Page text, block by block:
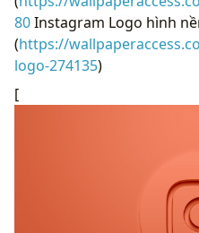
80Instagram Logo hình
(https://
logo-274135)
[